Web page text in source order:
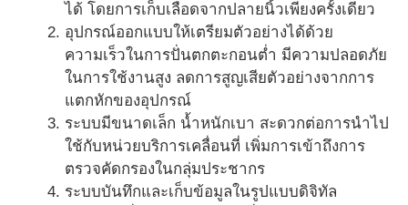
ได้ โดยการเก็บเลือดจากปลายนิ้วเพียงครั้งเดียว
อุปกรณ์ออกแบบให้เตรียมตัวอย่างได้ด้วย
ความเร็วในการปั่นตกตะกอนต่ำ มีความปลอดภัย
ในการใช้งานสูง ลดการสูญเสียตัวอย่างจากการ
แตกหักของอุปกรณ์
ระบบมีขนาดเล็ก น้ำหนักเบา สะดวกต่อการนำไป
ใช้กับหน่วยบริการเคลื่อนที่ เพิ่มการเข้าถึงการ
ตรวจคัดกรองในกลุ่มประชากร
ระบบบันทึกและเก็บข้อมูลในรูปแบบดิจิทัล